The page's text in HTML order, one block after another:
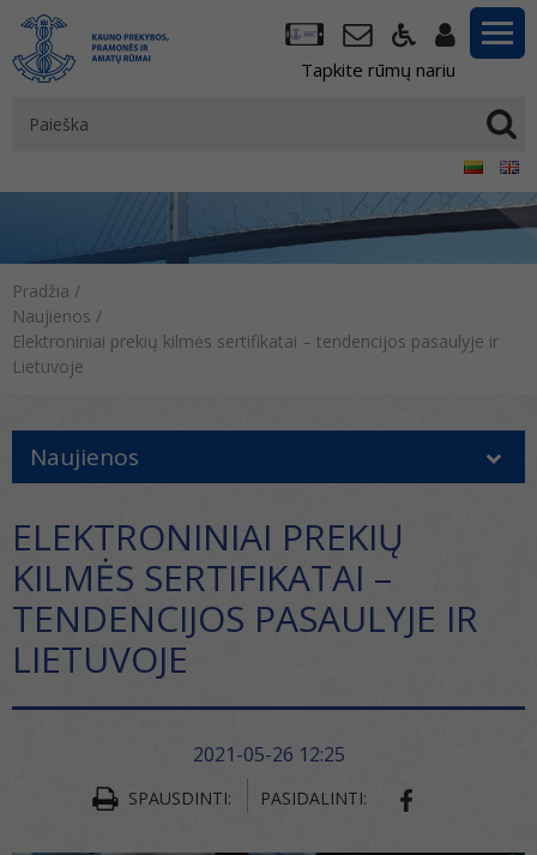
Tapkite rūmų nariu
Pradžia /
Naujienos /
Elektroniniai prekių kilmės sertifikatai – tendencijos pasaulyje ir
Lietuvoje
Naujienos
ELEKTRONINIAI PREKIŲ
KILMĖS SERTIFIKATAI –
TENDENCIJOS PASAULYJE IR
LIETUVOJE
2021-05-26 12:25
SPAUSDINTI: PASIDALINTI: